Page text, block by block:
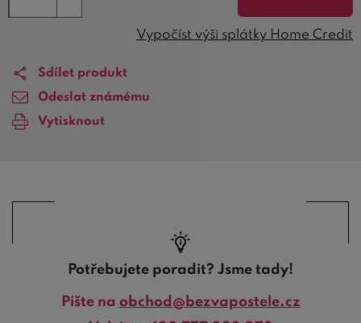
Vypočíst výši splátky Home Credit
Sdílet produkt
Odeslat známému
Vytisknout
Potřebujete poradit? Jsme tady!
Pište na obchod@bezvapostele.cz